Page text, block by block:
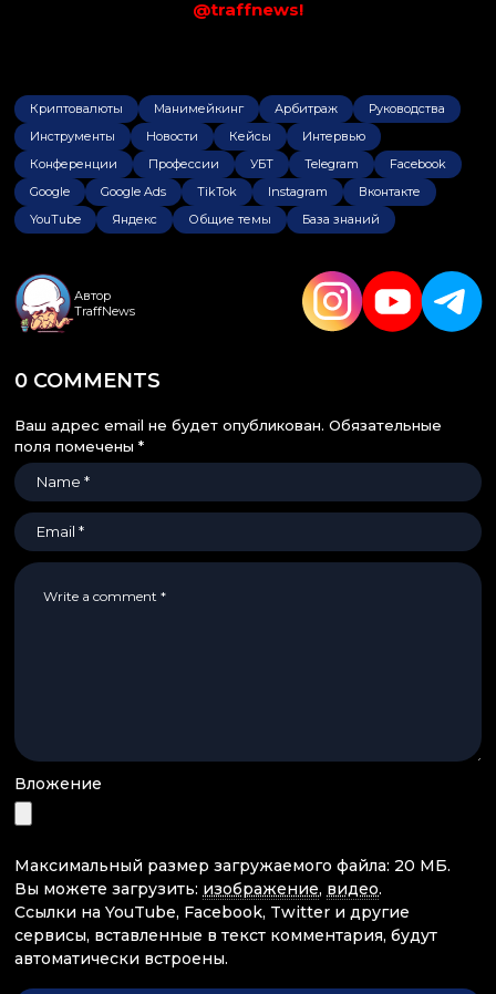
@traffnews!
Криптовалюты Манимейкинг Арбитраж
Руководства
Инструменты
Новости Кейсы
Интервью
Конференции
Профессии УБТ Telegram
Facebook
Google
Google Ads TikTok Instagram
Вконтакте
YouTube
Яндекс Общие темы База знаний
Автор
TraffNews
0 COMMENTS
Ваш адрес email не будет опубликован. Обязательные
поля помечены *
Вложение
Максимальный размер загружаемого файла: 20 МБ.
Вы можете загрузить: изображение, видео.
Ссылки на YouTube, Facebook, Twitter и другие
сервисы, вставленные в текст комментария, будут
автоматически встроены.